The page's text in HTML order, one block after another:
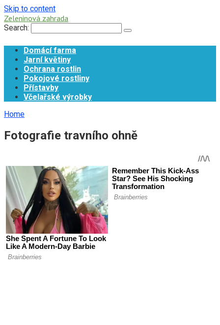
Skip to content
Zeleninová zahrada
Search:
Domácí farma
Jarní květiny
Ochrana rostlin
Pokojové rostliny
Přístavby
Včelařské výrobky
Home
Fotografie travního ohně